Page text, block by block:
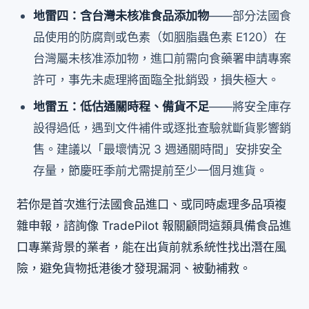
地雷四：含台灣未核准食品添加物——部分法國食
品使用的防腐劑或色素（如胭脂蟲色素 E120）在
台灣屬未核准添加物，進口前需向食藥署申請專案
許可，事先未處理將面臨全批銷毀，損失極大。
地雷五：低估通關時程、備貨不足——將安全庫存
設得過低，遇到文件補件或逐批查驗就斷貨影響銷
售。建議以「最壞情況 3 週通關時間」安排安全
存量，節慶旺季前尤需提前至少一個月進貨。
若你是首次進行法國食品進口、或同時處理多品項複
雜申報，諮詢像 TradePilot 報關顧問這類具備食品進
口專業背景的業者，能在出貨前就系統性找出潛在風
險，避免貨物抵港後才發現漏洞、被動補救。